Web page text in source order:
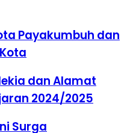
Payakumbuh dan
dan Alamat
2024/2025
Surga